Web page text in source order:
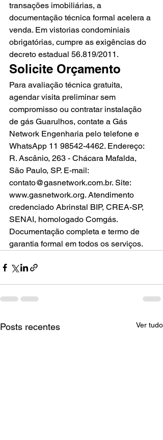
transações imobiliárias, a
documentação técnica formal acelera a
venda. Em vistorias condominiais
obrigatórias, cumpre as exigências do
decreto estadual 56.819/2011.
Solicite Orçamento
Para avaliação técnica gratuita,
agendar visita preliminar sem
compromisso ou contratar instalação
de gás Guarulhos, contate a Gás
Network Engenharia pelo telefone e
WhatsApp 11 98542-4462. Endereço:
R. Ascânio, 263 - Chácara Mafalda,
São Paulo, SP. E-mail:
contato@gasnetwork.com.br. Site:
www.gasnetwork.org. Atendimento
credenciado Abrinstal BIP, CREA-SP,
SENAI, homologado Comgás.
Documentação completa e termo de
garantia formal em todos os serviços.
Posts recentes Ver tudo